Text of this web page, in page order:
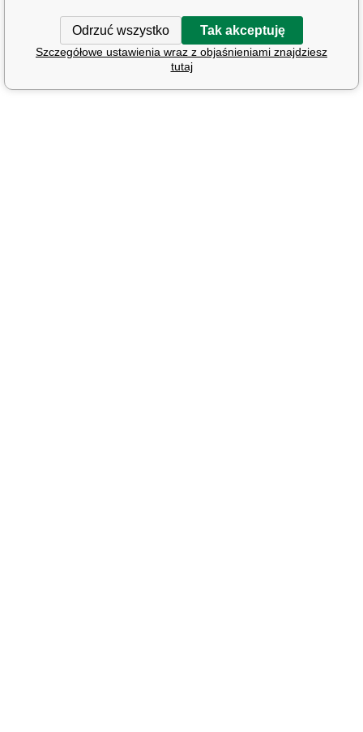
Odrzuć wszystko Tak akceptuję
Szczegółowe ustawienia wraz z objaśnieniami znajdziesz
tutaj